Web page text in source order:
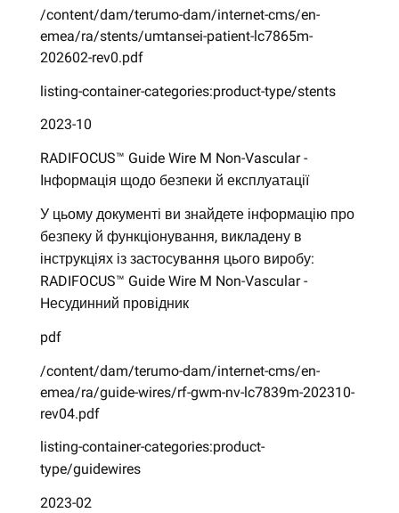
/content/dam/terumo-dam/internet-cms/en-
emea/ra/stents/umtansei-patient-lc7865m-
202602-rev0.pdf
listing-container-categories:product-type/stents
2023-10
RADIFOCUS™ Guide Wire M Non-Vascular -
Інформація щодо безпеки й експлуатації
У цьому документі ви знайдете інформацію про
безпеку й функціонування, викладену в
інструкціях із застосування цього виробу:
RADIFOCUS™ Guide Wire M Non-Vascular -
Hесудинний провідник
pdf
/content/dam/terumo-dam/internet-cms/en-
emea/ra/guide-wires/rf-gwm-nv-lc7839m-202310-
rev04.pdf
listing-container-categories:product-
type/guidewires
2023-02